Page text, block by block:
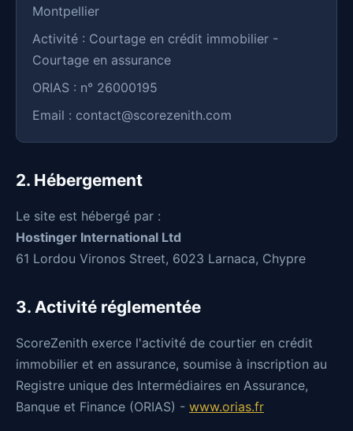
Montpellier
Activité : Courtage en crédit immobilier -
Courtage en assurance
ORIAS : n° 26000195
Email : contact@scorezenith.com
2. Hébergement
Le site est hébergé par :
Hostinger International Ltd
61 Lordou Vironos Street, 6023 Larnaca, Chypre
3. Activité réglementée
ScoreZenith exerce l'activité de courtier en crédit
immobilier et en assurance, soumise à inscription au
Registre unique des Intermédiaires en Assurance,
Banque et Finance (ORIAS) - www.orias.fr